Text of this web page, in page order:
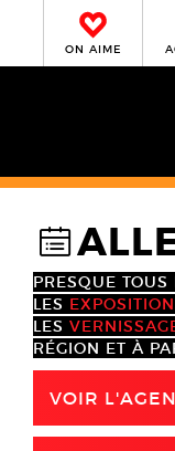
ON AIME
@
PRESQUE TOUS
LES
LES
RÉGION ET À
VOIR